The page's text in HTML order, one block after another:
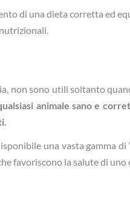
di una dieta corretta ed
non sono utili soltanto
animale sano e
una vasta gamma
favoriscono la salute di